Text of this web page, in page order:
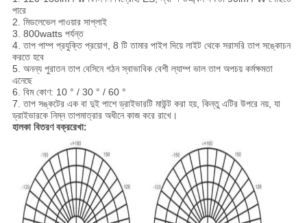
পারে
2. মিডলেভেল পাওয়ার সাপ্লাই
3. 800watts পর্যন্ত
4. তাপ পাম্প প্রযুক্তি প্রয়োগ, 8 টি তামার পাইপ দিয়ে লাইট থেকে সরাসরি তাপ সঙ্কোচন
করতে হবে
5. অনন্য পুরাতন তাপ বেসিনে গঠন স্বাভাবিক বেশী ল্যাম্প ভাল তাপ অপচয় কর্মক্ষমতা
এনেছে
6. বিম কোণ: 10 ° / 30 ° / 60 °
7. তাপ সঙ্কটের এক বা দুই পাশে ড্রাইভারটি মাউন্ট করা হয়, কিন্তু এটির উপরে নয়, যা
ড্রাইভারকে নিম্ন তাপমাত্রার অধীনে কাজ করে রাখে।
হালকা বিতরণ বক্ররেখা: